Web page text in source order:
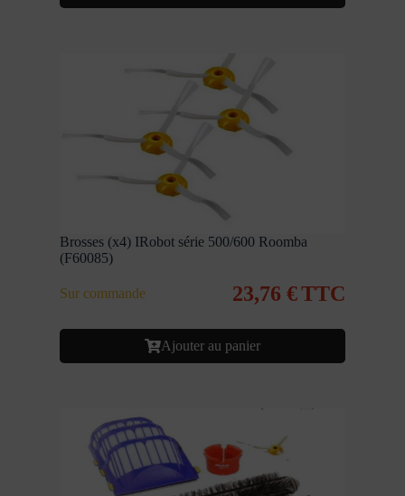
Brosses (x4) IRobot série 500/600 Roomba
(F60085)
Sur commande 23,76 €TTC
Ajouter au panier